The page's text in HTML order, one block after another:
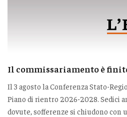
Il commissariamento è
Il 3 agosto la Conferenza Stato-
Piano di rientro 2026-2028. Sedici
dovute, sofferenze si chiudono con